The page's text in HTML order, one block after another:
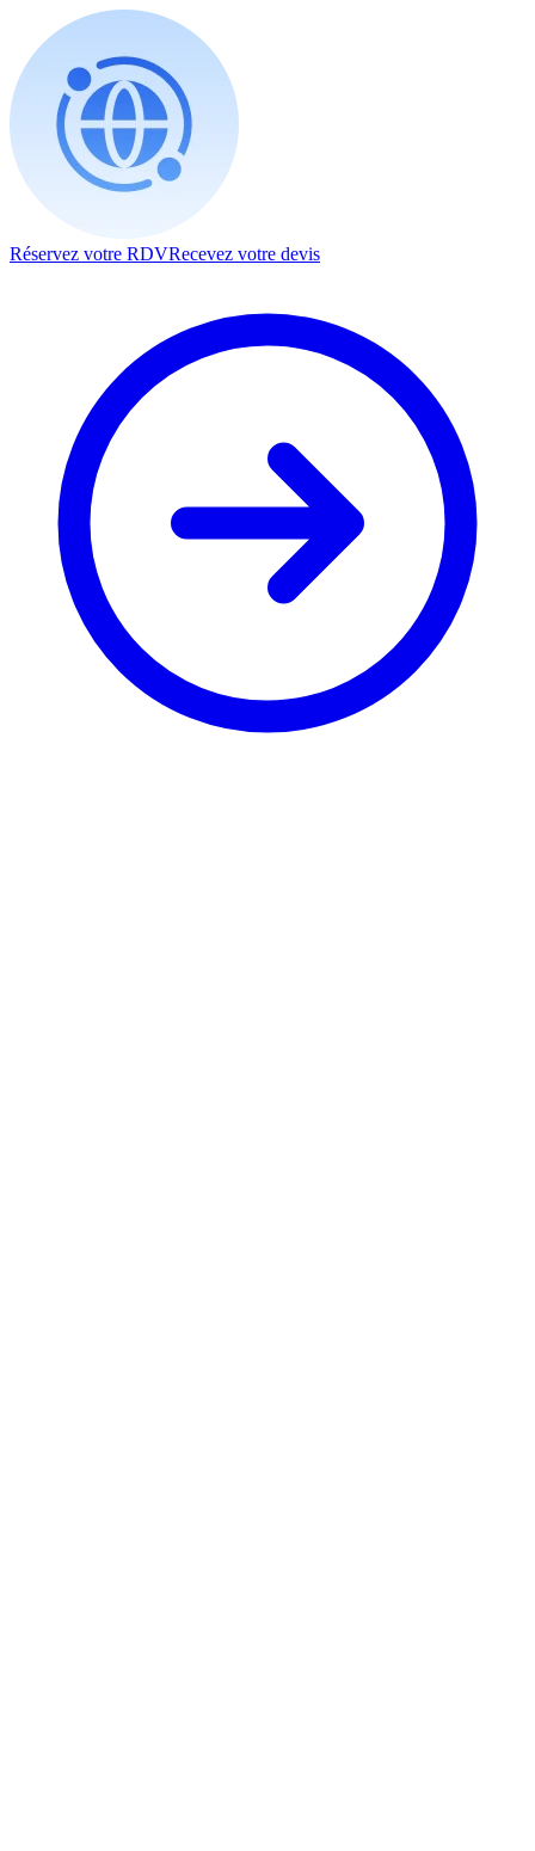
Réservez votre RDVRecevez votre devis